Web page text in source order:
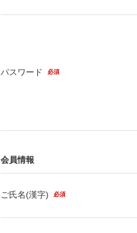
パスワード 必須
会員情報
ご氏名(漢字) 必須